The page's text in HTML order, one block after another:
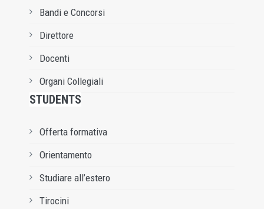
Bandi e Concorsi
Direttore
Docenti
Organi Collegiali
STUDENTS
Offerta formativa
Orientamento
Studiare all’estero
Tirocini